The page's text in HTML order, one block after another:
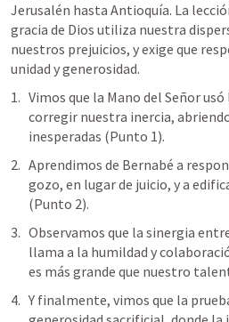
Jerusalén hasta Antioquía. La
gracia de Dios utiliza nuestra
nuestros prejuicios, y exige que
unidad y generosidad.
Vimos que la Mano del Señor
corregir nuestra inercia,
inesperadas (Punto 1).
Aprendimos de Bernabé a
gozo, en lugar de juicio, y a
(Punto 2).
Observamos que la sinergia
llama a la humildad y
es más grande que nuestro
Y finalmente, vimos que la